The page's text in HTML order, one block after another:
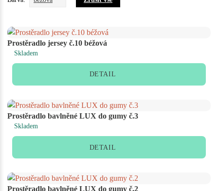
Prostěradlo jersey č.10 béžová
Skladem
DETAIL
Prostěradlo bavlněné LUX do gumy č.3
Skladem
DETAIL
Prostěradlo bavlněné LUX do gumy č.2